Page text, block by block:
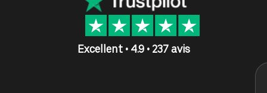
Excellent • 4.9 • 237 avis